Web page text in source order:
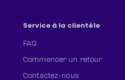
Service à la clientèle
FAQ
Commencer un retour
Contactez-nous